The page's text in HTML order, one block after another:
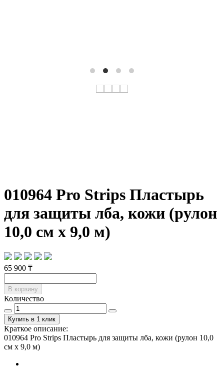
010964 Pro Strips Пластырь
для защиты лба, кожи (рулон
10,0 см х 9,0 м)
65 900 ₸
В корзину
Количество
Купить в 1 клик
Краткое описание:
010964 Pro Strips Пластырь для защиты лба, кожи (рулон 10,0
см х 9,0 м)